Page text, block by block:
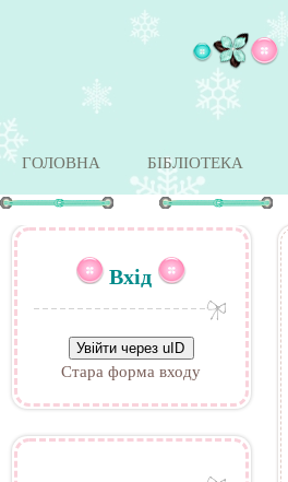
ГОЛОВНА БІБЛІОТЕКА
Вхід
Увійти через uID
Стара форма входу